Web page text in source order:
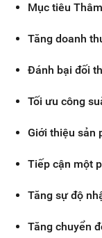
Mục tiêu
Tăng doanh
Đánh bại đối
Tối ưu công
Giới thiệu sản
Tiếp cận một
Tăng sự độ
Tăng chuyển